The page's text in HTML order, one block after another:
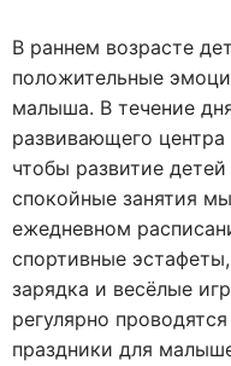
В раннем возрасте
положительные
малыша. В течение
развивающего центра
чтобы развитие
спокойные занятия
ежедневном
спортивные
зарядка и весёлые
регулярно
праздники для